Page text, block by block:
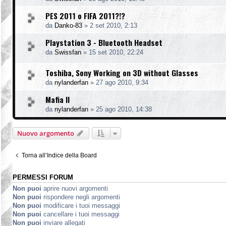
PES 2011 o FIFA 2011?!?
da Danko-83 » 2 set 2010, 2:13
Playstation 3 - Bluetooth Headset
da Swissfan » 15 set 2010, 22:24
Toshiba, Sony Working on 3D without Glasses
da nylanderfan » 27 ago 2010, 9:34
Mafia II
da nylanderfan » 25 ago 2010, 14:38
Nuovo argomento
Torna all’Indice della Board
PERMESSI FORUM
Non puoi aprire nuovi argomenti
Non puoi rispondere negli argomenti
Non puoi modificare i tuoi messaggi
Non puoi cancellare i tuoi messaggi
Non puoi inviare allegati